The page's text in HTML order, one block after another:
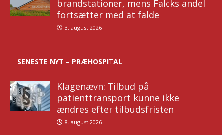
brandstationer, mens Falcks andel
fortsætter med at falde
3. august 2026
SENESTE NYT – PRÆHOSPITAL
Klagenævn: Tilbud på
patienttransport kunne ikke
ændres efter tilbudsfristen
8. august 2026